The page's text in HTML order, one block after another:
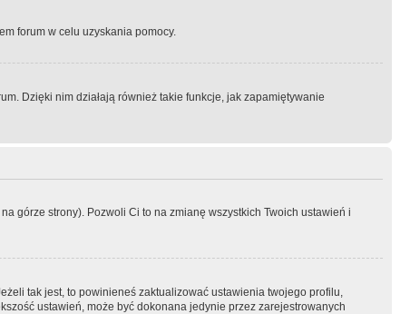
forum w celu uzyskania pomocy.
Dzięki nim działają również takie funkcje, jak zapamiętywanie
górze strony). Pozwoli Ci to na zmianę wszystkich Twoich ustawień i
tak jest, to powinieneś zaktualizować ustawienia twojego profilu,
ustawień, może być dokonana jedynie przez zarejestrowanych